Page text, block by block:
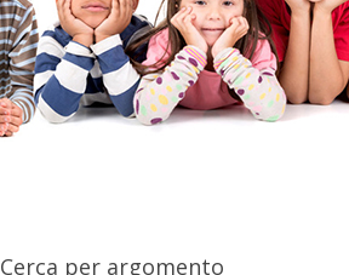
Cerca per argomento